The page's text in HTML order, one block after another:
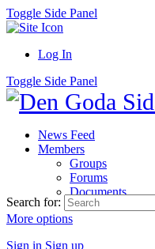
Toggle Side Panel
Log In
Toggle Side Panel
News Feed
Members
Groups
Forums
Documents
More options
Sign in Sign up
Search for: